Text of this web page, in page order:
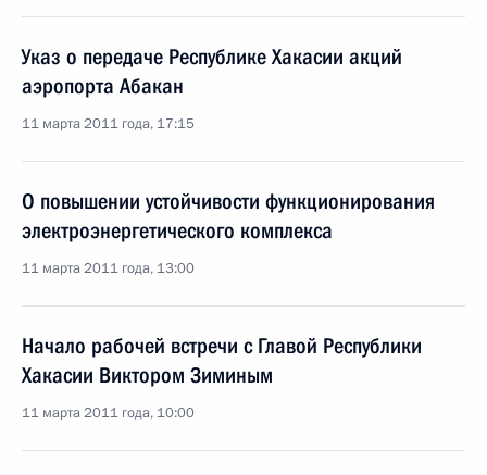
Указ о передаче Республике Хакасии акций
аэропорта Абакан
11 марта 2011 года, 17:15
О повышении устойчивости функционирования
электроэнергетического комплекса
11 марта 2011 года, 13:00
Начало рабочей встречи с Главой Республики
Хакасии Виктором Зиминым
11 марта 2011 года, 10:00